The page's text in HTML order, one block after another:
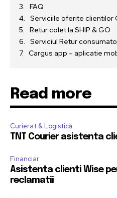
FAQ
Serviciile oferite clientilor
Retur colet la SHIP & GO
Serviciul Retur
Cargus app – aplicatie
Read more
Curierat & Logistică
TNT Courier asistenta
Financiar
Asistenta clienti Wise
reclamatii